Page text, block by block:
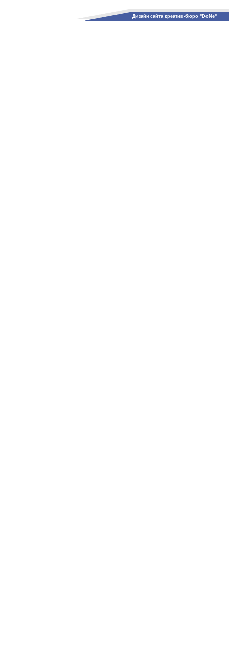
Дизайн сайта креатив-бюро "DoNe"